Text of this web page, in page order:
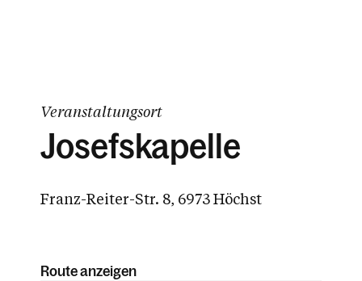
Veranstaltungsort
Josefskapelle
Franz-Reiter-Str. 8, 6973 Höchst
Route anzeigen